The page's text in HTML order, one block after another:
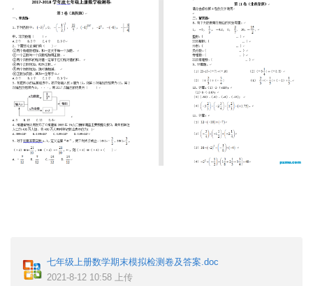
七年级上册数学期末模拟检测卷及答案.doc
2021-8-12 10:58 上传